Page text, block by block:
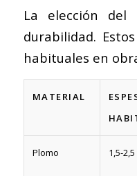
La elección
durabilidad.
habituales en
MATERIAL
Plomo 1,5-